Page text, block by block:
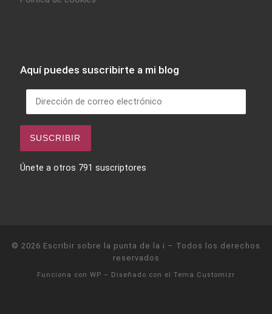
Aquí puedes suscribirte a mi blog
Dirección de correo electrónico
SUSCRIBIR
Únete a otros 791 suscriptores
© 2026 Escribir sobre la punta de la i – Todos los derechos
reservados
Funciona con WP – Diseñado con el Tema Customizr